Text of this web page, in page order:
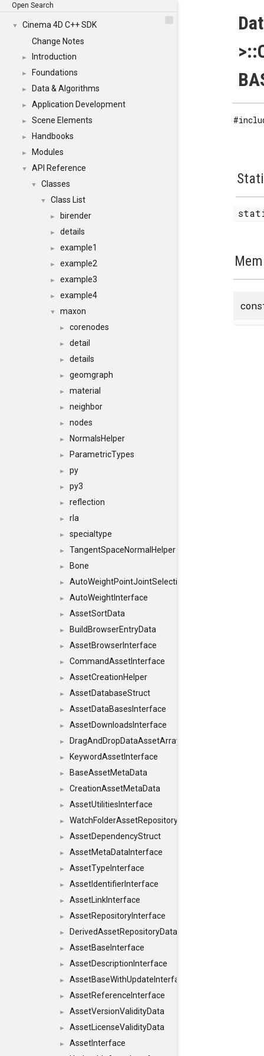
Open Search
▼
Cinema 4D C++ SDK
Change Notes
► Introduction
► Foundations
► Data & Algorithms
► Application Development
► Scene Elements
► Handbooks
► Modules
▼ API Reference
▼ Classes
▼ Class List
► birender
► details
► example1
► example2
► example3
► example4
▼ maxon
► corenodes
► detail
► details
► geomgraph
► material
► neighbor
► nodes
► NormalsHelper
► ParametricTypes
► py
► py3
► reflection
► rla
► specialtype
► TangentSpaceNormalHelper
► Bone
► AutoWeightPointJointSelections
► AutoWeightInterface
► AssetSortData
► BuildBrowserEntryData
► AssetBrowserInterface
► CommandAssetInterface
► AssetCreationHelper
► AssetDatabaseStruct
► AssetDataBasesInterface
► AssetDownloadsInterface
► DragAndDropDataAssetArray
► KeywordAssetInterface
► BaseAssetMetaData
► CreationAssetMetaData
► AssetUtilitiesInterface
► WatchFolderAssetRepositoryInterface
► AssetDependencyStruct
► AssetMetaDataInterface
► AssetTypeInterface
► AssetIdentifierInterface
► AssetLinkInterface
► AssetRepositoryInterface
► DerivedAssetRepositoryDataInterface
► AssetBaseInterface
► AssetDescriptionInterface
► AssetBaseWithUpdateInterface
► AssetReferenceInterface
► AssetVersionValidityData
► AssetLicenseValidityData
►
AssetInterface